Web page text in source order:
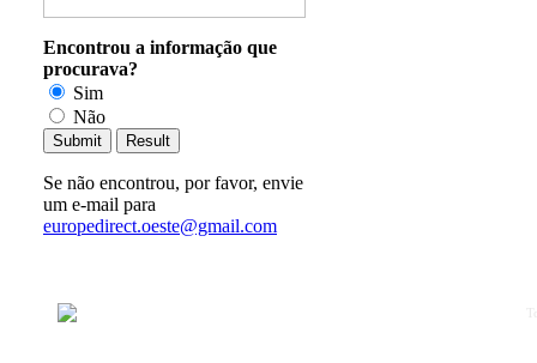
Encontrou a informação que
procurava?
Sim
Não
Se não encontrou, por favor, envie
um e-mail para
europedirect.oeste@gmail.com